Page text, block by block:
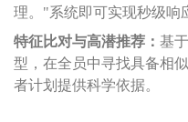
理。"系统即可实现秒级响
特征比对与高潜推荐： 基
型，在全员中寻找具备相
者计划提供科学依据。